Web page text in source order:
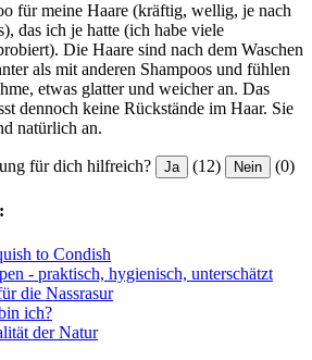
für meine Haare (kräftig, wellig, je nach
das ich je hatte (ich habe viele
Die Haare sind nach dem Waschen
als mit anderen Shampoos und fühlen
etwas glatter und weicher an. Das
dennoch keine Rückstände im Haar. Sie
natürlich an.
für dich hilfreich? Ja (12) Nein (0)
to Condish
- praktisch, hygienisch, unterschätzt
die Nassrasur
ich?
der Natur